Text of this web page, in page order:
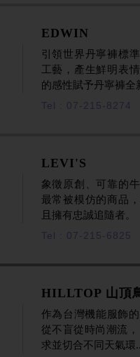
EDWIN
引領世界丹寧褲標
工藝，產生鮮明表
的感性賦予丹寧褲全
Tel : 07-215-8274
LEVI'S
象徵原創、可靠的
最常被模仿的商品
且擁有忠誠追隨者。
Tel : 07-215-6825
HILLTOP 山頂
作為台灣機能服飾
從不盲從時尚潮流
求並切合不同天氣環